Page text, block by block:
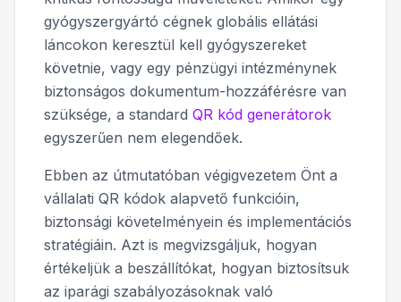
gyógyszergyártó cégnek globális ellátási
láncokon keresztül kell gyógyszereket
követnie, vagy egy pénzügyi intézménynek
biztonságos dokumentum-hozzáférésre van
szüksége, a standard QR kód generátorok
egyszerűen nem elegendőek.
Ebben az útmutatóban végigvezetem Önt a
vállalati QR kódok alapvető funkcióin,
biztonsági követelményein és implementációs
stratégiáin. Azt is megvizsgáljuk, hogyan
értékeljük a beszállítókat, hogyan biztosítsuk
az iparági szabályozásoknak való